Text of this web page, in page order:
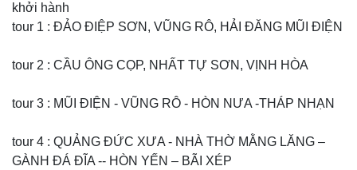
khởi hành
tour 1 : ĐẢO ĐIỆP SƠN, VŨNG RÔ, HẢI ĐĂNG MŨI ĐIỆN
tour 2 : CẦU ÔNG CỌP, NHẤT TỰ SƠN, VỊNH HÒA
tour 3 : MŨI ĐIỆN - VŨNG RÔ - HÒN NƯA -THÁP NHẠN
tour 4 : QUẢNG ĐỨC XƯA - NHÀ THỜ MẰNG LĂNG –
GÀNH ĐÁ ĐĨA -- HÒN YẾN – BÃI XÉP